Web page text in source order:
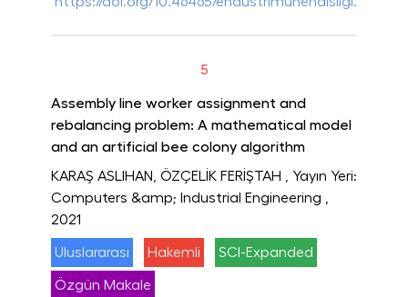
5
Assembly line worker assignment and
rebalancing problem: A mathematical model
and an artificial bee colony algorithm
KARAŞ ASLIHAN, ÖZÇELİK FERİŞTAH
, Yayın Yeri:
Computers &amp; Industrial Engineering
2021
Uluslararası Hakemli SCI-Expanded
Özgün Makale